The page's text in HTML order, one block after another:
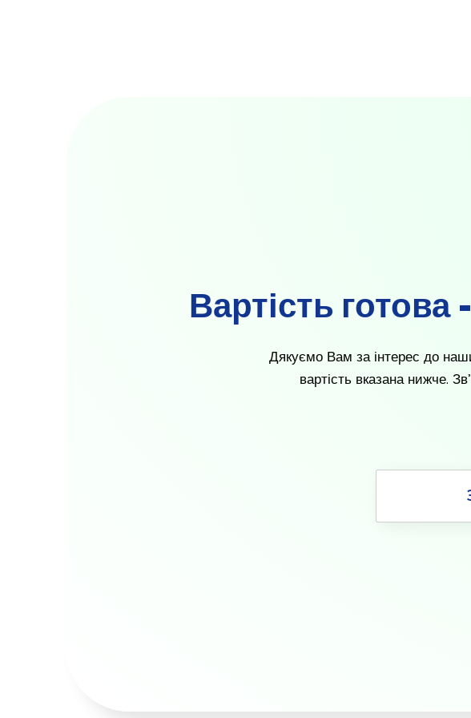
Вартість
Дякуємо Вам за інтерес до
вартість вказана нижче.